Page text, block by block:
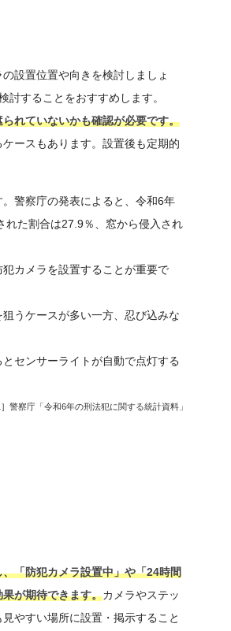
設置位置や向きを検討しましょ
することをおすすめします。
れていないかも確認が必要です。
ースもあります。設置後も定期的
警察庁の発表によると、令和6年
れた割合は27.9％、窓から侵入され
カメラを設置することが重要で
うケースが多い一方、忍び込みな
センサーライトが自動で点灯する
警察庁「令和6年の刑法犯に関する統計資料」
「防犯カメラ設置中」や「24時間
が期待できます。カメラやステッ
やすい場所に設置・掲示すること